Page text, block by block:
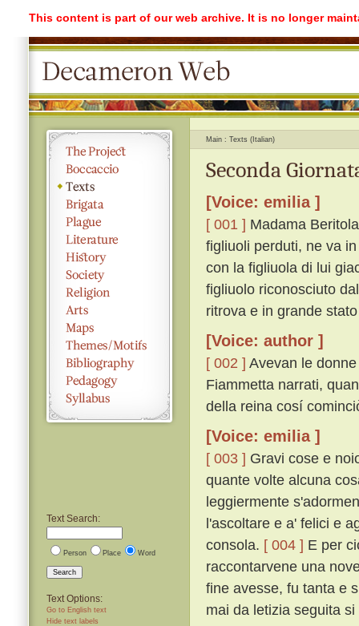
This content is part of our web archive. It is no longer
Text Search:
Person Place Word
Search
Text Options:
Go to English text
Hide text labels
Main Texts (Italian)
Seconda
[Voice: emilia ]
[ 001 ] Madama
figliuoli perduti, ne va
con la figliuola di lui
figliuolo riconosciuto
ritrova e in grande
[Voice: author ]
[ 002 ] Avevan le
Fiammetta narrati,
della reina cosí
[Voice: emilia ]
[ 003 ] Gravi cose e
quante volte alcuna
leggiermente
l'ascoltare e a' felici e
consola. [ 004 ] E per
raccontarvene una
fine avesse, fu tanta e
mai da letizia seguita